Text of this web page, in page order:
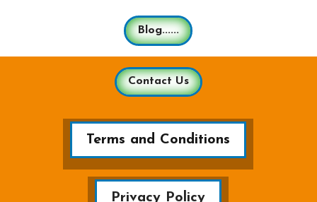
Blog......
Contact Us
Terms and Conditions
Privacy Policy